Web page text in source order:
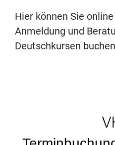
Hier können Sie
Anmeldung und
Deutschkursen